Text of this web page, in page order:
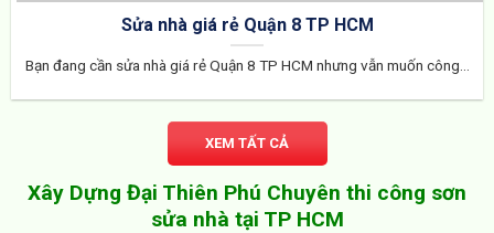
Sửa nhà giá rẻ Quận 8 TP HCM
Bạn đang cần sửa nhà giá rẻ Quận 8 TP HCM nhưng vẫn muốn công...
XEM TẤT CẢ
Xây Dựng Đại Thiên Phú Chuyên thi công sơn
sửa nhà tại TP HCM